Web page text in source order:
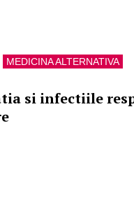
MEDICINA ALTERNATIVA
si infectiile